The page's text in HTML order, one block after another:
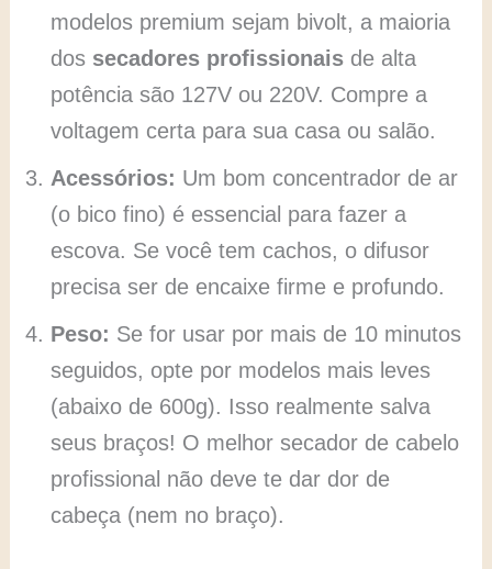
modelos premium sejam bivolt, a maioria
dos secadores profissionais de alta
potência são 127V ou 220V. Compre a
voltagem certa para sua casa ou salão.
Acessórios: Um bom concentrador de ar
(o bico fino) é essencial para fazer a
escova. Se você tem cachos, o difusor
precisa ser de encaixe firme e profundo.
Peso: Se for usar por mais de 10 minutos
seguidos, opte por modelos mais leves
(abaixo de 600g). Isso realmente salva
seus braços! O melhor secador de cabelo
profissional não deve te dar dor de
cabeça (nem no braço).